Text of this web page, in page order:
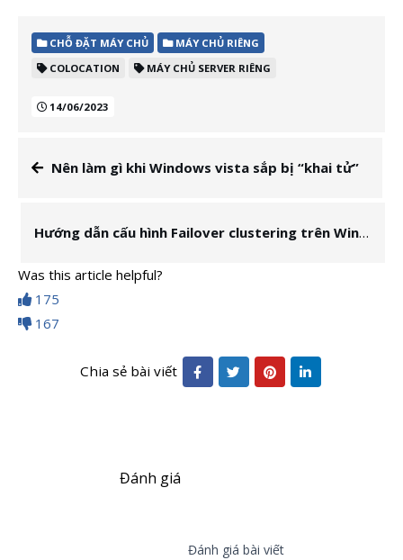
CHỖ ĐẶT MÁY CHỦ
MÁY CHỦ RIÊNG
COLOCATION
MÁY CHỦ SERVER RIÊNG
14/06/2023
Nên làm gì khi Windows vista sắp bị “khai tử”
Hướng dẫn cấu hình Failover clustering trên Windows server 2012
Was this article helpful?
175
167
Chia sẻ bài viết
Đánh giá
Đánh giá bài viết